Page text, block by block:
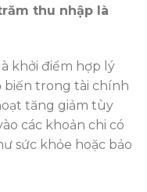
thu nhập là
khởi điểm hợp lý
trong tài chính
tăng giảm tùy
các khoản chi có
sức khỏe hoặc bảo